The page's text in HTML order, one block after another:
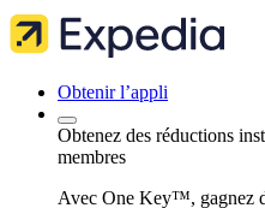
Obtenir l’appli
Obtenez des réductions
membres
Avec One Key™, gagnez